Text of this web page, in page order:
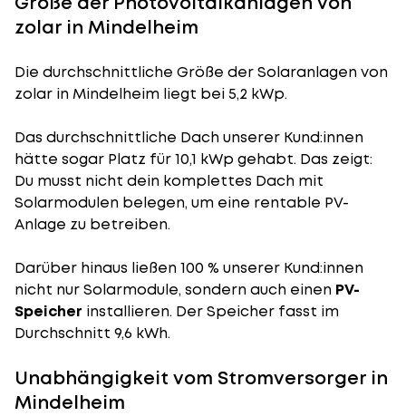
zolar in Mindelheim
Die durchschnittliche Größe der Solaranlagenvon
zolar in Mindelheim liegt bei 5,2 kWp.
Das durchschnittliche Dach unserer Kund:innen
hätte sogar Platz für 10,1 kWp gehabt. Das zeigt:
Du musst nicht dein komplettes Dach mit
Solarmodulen belegen, um eine rentable PV-
Anlage zu betreiben.
Darüber hinaus ließen 100 % unserer Kund:innen
nicht nur Solarmodule, sondern auch einen PV-
Speicher installieren. Der Speicher fasst im
Durchschnitt 9,6 kWh.
Unabhängigkeit vom Stromversorger in
Mindelheim